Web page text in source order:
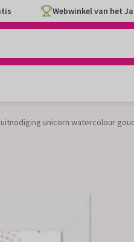
Webwinkel van het
unicorn watercolour